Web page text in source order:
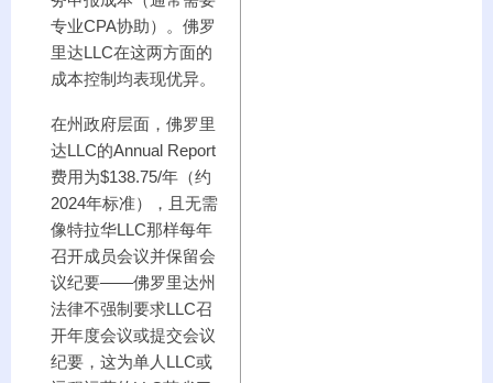
专业CPA协助）。佛罗
里达LLC在这两方面的
成本控制均表现优异。
在州政府层面，佛罗里
达LLC的Annual Report
费用为$138.75/年（约
2024年标准），且无需
像特拉华LLC那样每年
召开成员会议并保留会
议纪要——佛罗里达州
法律不强制要求LLC召
开年度会议或提交会议
纪要，这为单人LLC或